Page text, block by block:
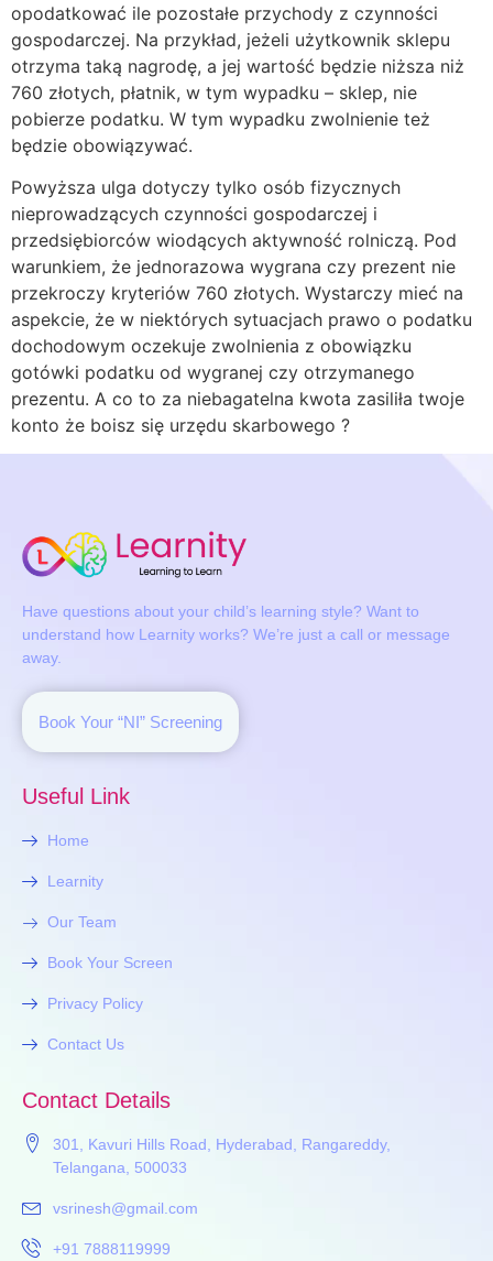
opodatkować ile pozostałe przychody z czynności
gospodarczej. Na przykład, jeżeli użytkownik sklepu
otrzyma taką nagrodę, a jej wartość będzie niższa niż
760 złotych, płatnik, w tym wypadku – sklep, nie
pobierze podatku. W tym wypadku zwolnienie też
będzie obowiązywać.
Powyższa ulga dotyczy tylko osób fizycznych
nieprowadzących czynności gospodarczej i
przedsiębiorców wiodących aktywność rolniczą. Pod
warunkiem, że jednorazowa wygrana czy prezent nie
przekroczy kryteriów 760 złotych. Wystarczy mieć na
aspekcie, że w niektórych sytuacjach prawo o podatku
dochodowym oczekuje zwolnienia z obowiązku
gotówki podatku od wygranej czy otrzymanego
prezentu. A co to za niebagatelna kwota zasiliła twoje
konto że boisz się urzędu skarbowego ?
Have questions about your child’s learning style? Want to
understand how Learnity works? We’re just a call or message
away.
Book Your “NI” Screening
Useful Link
Home
Learnity
Our Team
Book Your Screen
Privacy Policy
Contact Us
Contact Details
301, Kavuri Hills Road, Hyderabad, Rangareddy,
Telangana, 500033
vsrinesh@gmail.com
+91 7888119999